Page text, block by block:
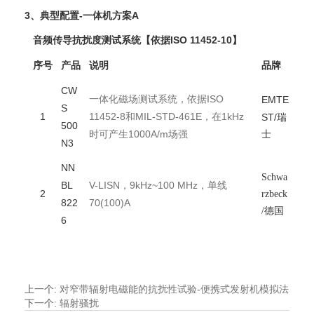
3、典型配置-一体机方案A
音频传导抗扰度测试系统【依据ISO 11452-10】
序号 产品 说明 品牌
1
CW
S
500
N3
一体化磁场测试系统，依据ISO
11452-8和MIL-STD-461E，在1kHz
时可产生1000A/m场强
EMTE
ST/瑞
士
2
NN
BL
822
6
V-LISN，9kHz~100 MHz，单线
70(100)A
Schwa
rzbeck
/德国
上一个: 对窄带辐射电磁能的抗扰性试验-便携式发射机模拟法
下一个: 辐射骚扰